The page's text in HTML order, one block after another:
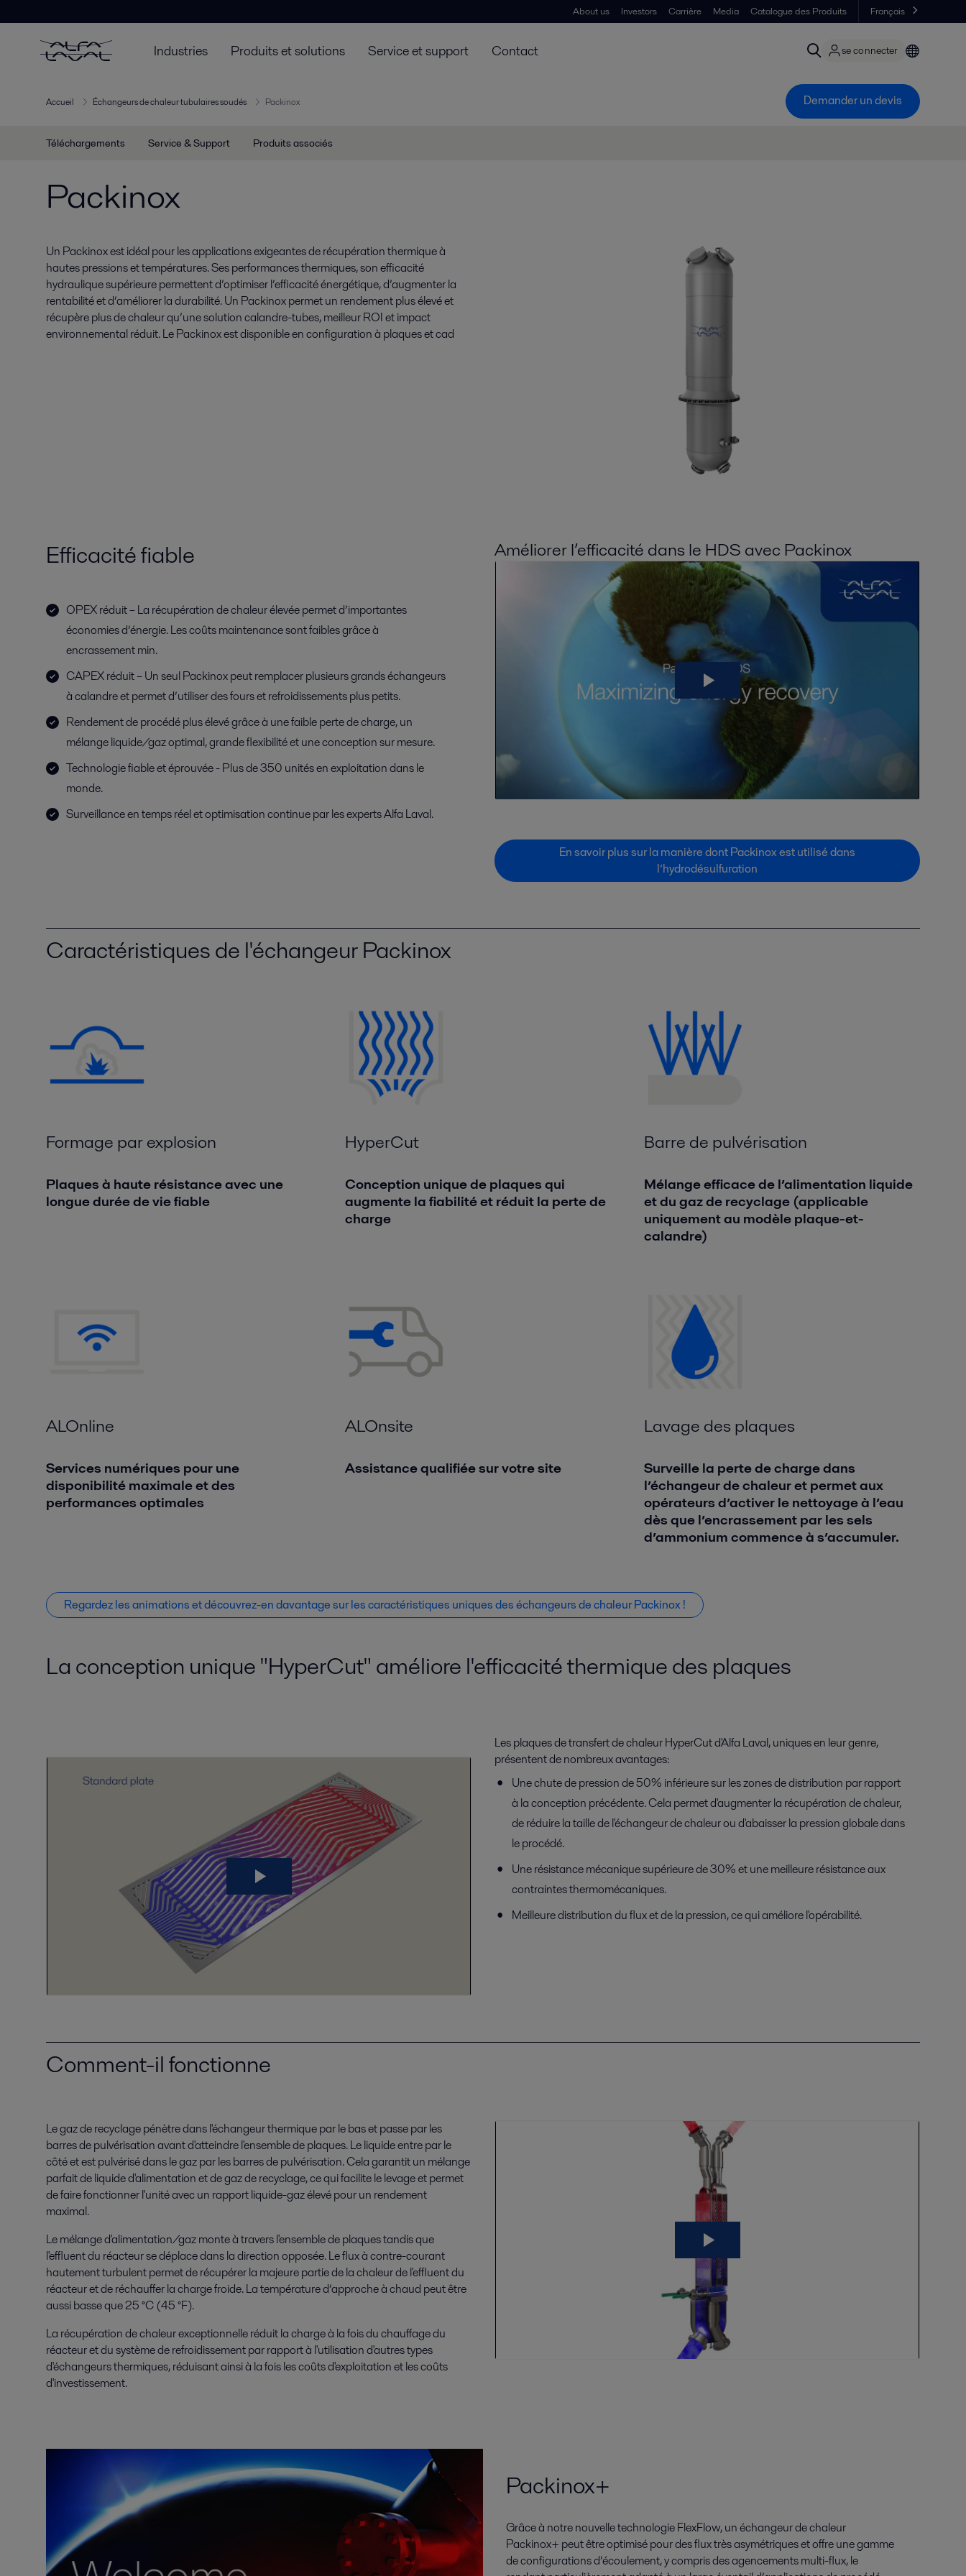
About us Investors Carrière Media Catalogue des Produits Français
Industries Produits et solutions Service et support Contact se connecter
Accueil Échangeurs de chaleur tubulaires soudés Packinox Demander un devis
Téléchargements Service & Support Produits associés
Packinox
Un Packinox est idéal pour les applications exigeantes de récupération thermique à
hautes pressions et températures. Ses performances thermiques, son efficacité
hydraulique supérieure permettent d’optimiser l’efficacité énergétique, d’augmenter la
rentabilité et d’améliorer la durabilité. Un Packinox permet un rendement plus élevé et
récupère plus de chaleur qu’une solution calandre-tubes, meilleur ROI et impact
environnemental réduit. Le Packinox est disponible en configuration à plaques et cad
Efficacité fiable
OPEX réduit – La récupération de chaleur élevée permet d’importantes
économies d’énergie. Les coûts maintenance sont faibles grâce à
encrassement min.
CAPEX réduit – Un seul Packinox peut remplacer plusieurs grands échangeurs
à calandre et permet d’utiliser des fours et refroidissements plus petits.
Rendement de procédé plus élevé grâce à une faible perte de charge, un
mélange liquide/gaz optimal, grande flexibilité et une conception sur mesure.
Technologie fiable et éprouvée - Plus de 350 unités en exploitation dans le
monde.
Surveillance en temps réel et optimisation continue par les experts Alfa Laval.
Améliorer l’efficacité dans le HDS avec Packinox
En savoir plus sur la manière dont Packinox est utilisé dans
l’hydrodésulfuration
Caractéristiques de l'échangeur Packinox
Formage par explosion
Plaques à haute résistance avec une
longue durée de vie fiable
HyperCut
Conception unique de plaques qui
augmente la fiabilité et réduit la perte de
charge
Barre de pulvérisation
Mélange efficace de l’alimentation liquide
et du gaz de recyclage (applicable
uniquement au modèle plaque-et-
calandre)
ALOnline
Services numériques pour une
disponibilité maximale et des
performances optimales
ALOnsite
Assistance qualifiée sur votre site
Lavage des plaques
Surveille la perte de charge dans
l’échangeur de chaleur et permet aux
opérateurs d’activer le nettoyage à l’eau
dès que l’encrassement par les sels
d’ammonium commence à s’accumuler.
Regardez les animations et découvrez-en davantage sur les caractéristiques uniques des échangeurs de chaleur Packinox !
La conception unique "HyperCut" améliore l'efficacité thermique des plaques
Les plaques de transfert de chaleur HyperCut d'Alfa Laval, uniques en leur genre,
présentent de nombreux avantages:
Une chute de pression de 50% inférieure sur les zones de distribution par rapport
à la conception précédente. Cela permet d'augmenter la récupération de chaleur,
de réduire la taille de l'échangeur de chaleur ou d'abaisser la pression globale dans
le procédé.
Une résistance mécanique supérieure de 30% et une meilleure résistance aux
contraintes thermomécaniques.
Meilleure distribution du flux et de la pression, ce qui améliore l'opérabilité.
Comment-il fonctionne
Le gaz de recyclage pénètre dans l'échangeur thermique par le bas et passe par les
barres de pulvérisation avant d'atteindre l'ensemble de plaques. Le liquide entre par le
côté et est pulvérisé dans le gaz par les barres de pulvérisation. Cela garantit un mélange
parfait de liquide d'alimentation et de gaz de recyclage, ce qui facilite le levage et permet
de faire fonctionner l'unité avec un rapport liquide-gaz élevé pour un rendement
maximal.
Le mélange d'alimentation/gaz monte à travers l'ensemble de plaques tandis que
l'effluent du réacteur se déplace dans la direction opposée. Le flux à contre-courant
hautement turbulent permet de récupérer la majeure partie de la chaleur de l'effluent du
réacteur et de réchauffer la charge froide. La température d’approche à chaud peut être
aussi basse que 25 °C (45 °F).
La récupération de chaleur exceptionnelle réduit la charge à la fois du chauffage du
réacteur et du système de refroidissement par rapport à l'utilisation d'autres types
d'échangeurs thermiques, réduisant ainsi à la fois les coûts d'exploitation et les coûts
d'investissement.
Packinox+
Grâce à notre nouvelle technologie FlexFlow, un échangeur de chaleur
Packinox+ peut être optimisé pour des flux très asymétriques et offre une gamme
de configurations d’écoulement, y compris des agencements multi-flux, le